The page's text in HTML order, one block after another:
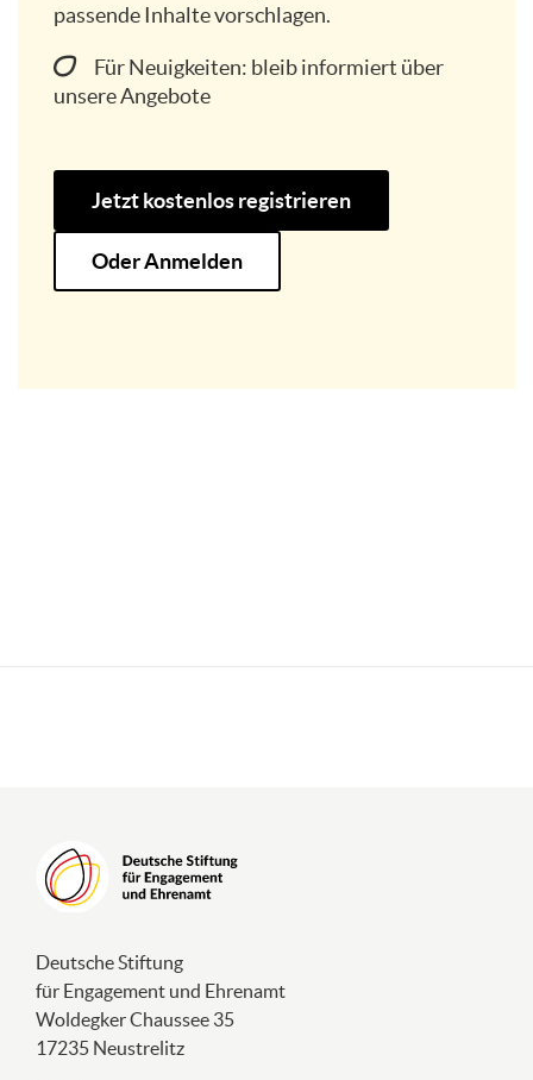
passende Inhalte vorschlagen.
Für Neuigkeiten: bleib informiert über
unsere Angebote
Jetzt kostenlos registrieren
Oder Anmelden
Deutsche Stiftung
für Engagement und Ehrenamt
Woldegker Chaussee 35
17235 Neustrelitz